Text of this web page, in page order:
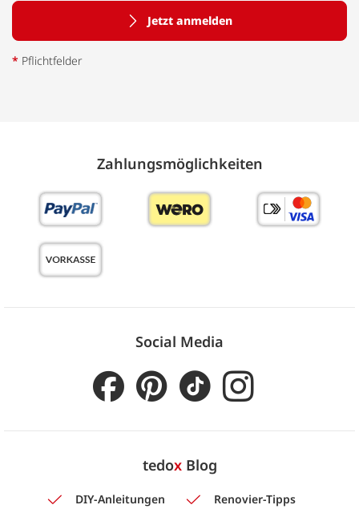
Jetzt anmelden
* Pflichtfelder
Zahlungs­möglich­keiten
Social Media
tedoxBlog
DIY-Anleitungen
Renovier-Tipps